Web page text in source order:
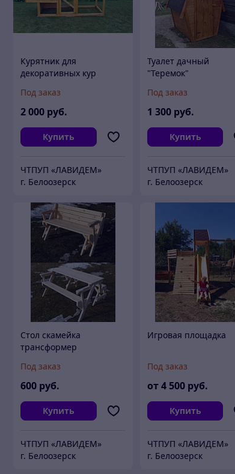
Курятник для
декоративных кур
Под заказ
2 000 руб.
Купить
ЧТПУП «ЛАВИДЕМ»
г. Белоозерск
Туалет дачный
"Теремок"
Под заказ
1 300 руб.
Купить
ЧТПУП «ЛАВИДЕМ»
г. Белоозерск
Стол скамейка
трансформер
Под заказ
600 руб.
Купить
ЧТПУП «ЛАВИДЕМ»
г. Белоозерск
Игровая площадка
Под заказ
от4 500 руб.
Купить
ЧТПУП «ЛАВИДЕМ»
г. Белоозерск